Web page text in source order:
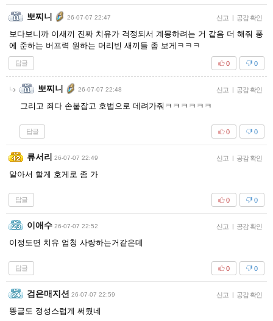
뽀찌니 26-07-07 22:47 신고 | 공감 확인
보다보니까 이새끼 진짜 치유가 걱정되서 계몽하려는 거 같음 더 해줘 풍
에 준하는 버프력 원하는 머리빈 새끼들 좀 보게ㅋㅋㅋ
답글 0
0
뽀찌니 26-07-07 22:48 신고 | 공감 확인
그리고 죄다 손붙잡고 호법으로 데려가줘ㅋㅋㅋㅋㅋㅋ
답글 0
0
류서리 26-07-07 22:49 신고 | 공감 확인
알아서 할게 호게로 좀 가
답글 0
0
이애수 26-07-07 22:52 신고 | 공감 확인
이정도면 치유 엄청 사랑하는거같은데
답글 0
0
검은매지션 26-07-07 22:59 신고 | 공감 확인
똥글도 정성스럽게 써뒀네